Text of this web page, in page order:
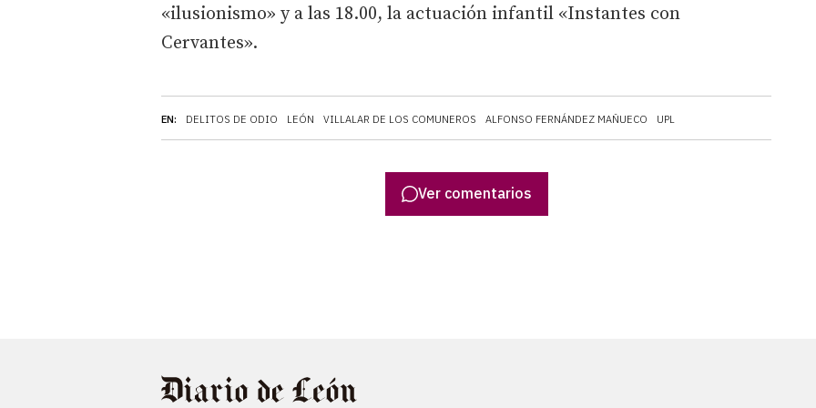
EN: DELITOS DE ODIO LEÓN VILLALAR DE LOS COMUNEROS ALFONSO FERNÁNDEZ MAÑUECO UPL
«ilusionismo» y a las 18.00, la actuación infantil «Instantes con
Cervantes».
Ver comentarios